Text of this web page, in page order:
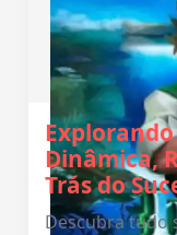
Dinâmica,
Trás do
Descubra tudo